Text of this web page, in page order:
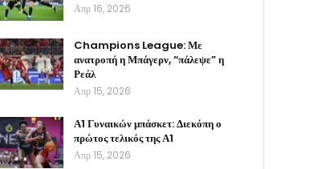
Απρ 16, 2026
Champions League: Με
ανατροπή η Μπάγερν, “πάλεψε” η
Ρεάλ
Απρ 15, 2026
Α1 Γυναικών μπάσκετ: Διεκόπη ο
πρώτος τελικός της Α1
Απρ 15, 2026